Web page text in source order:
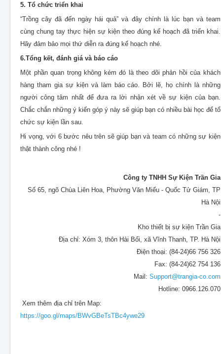
5. Tổ chức triển khai
“Trồng cây đã đến ngày hái quả” và đây chính là lúc bạn và team
cùng chung tay thực hiện sự kiện theo đúng kế hoạch đã triển khai.
Hãy đảm bảo mọi thứ diễn ra đúng kế hoạch nhé.
6.Tổng kết, đánh giá và báo cáo
Một phần quan trọng không kém đó là theo dõi phản hồi của khách
hàng tham gia sự kiện và làm báo cáo. Bởi lẽ, họ chính là những
người công tâm nhất để đưa ra lời nhận xét về sự kiện của bạn.
Chắc chắn những ý kiến góp ý này sẽ giúp bạn có nhiều bài học để tổ
chức sự kiện lần sau.
Hi vọng, với 6 bước nêu trên sẽ giúp bạn và team có những sự kiện
thật thành công nhé !
Công ty TNHH Sự Kiện Trần Gia
Số 65, ngõ Chùa Liên Hoa, Phường Văn Miếu - Quốc Tử Giám, TP
Hà Nội
-
Kho thiết bị sự kiện Trần Gia
Địa chỉ: Xóm 3, thôn Hải Bối, xã Vĩnh Thanh, TP. Hà Nội
Điện thoại: (84-24)66 756 326
Fax: (84-24)62 754 136
Mail: Support@trangia-co.com
Hotline: 0966.126.070
Xem thêm địa chỉ trên Map:
https://goo.gl/maps/BWvGBeTsTBc4ywe29